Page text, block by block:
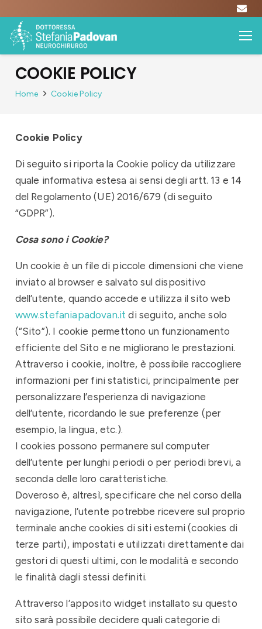
COOKIE POLICY
Home Cookie Policy
Cookie Policy
Di seguito si riporta la Cookie policy da utilizzare
quale informativa estesa ai sensi degli artt. 13 e 14
del Regolamento (UE) 2016/679 (di seguito
“GDPR”).
Cosa sono i Cookie?
Un cookie è un file di piccole dimensioni che viene
inviato al browser e salvato sul dispositivo
dell’utente, quando accede e utilizza il sito web
www.stefaniapadovan.it di seguito, anche solo
(“Sito”). I cookie permettono un funzionamento
efficiente del Sito e ne migliorano le prestazioni.
Attraverso i cookie, inoltre, è possibile raccogliere
informazioni per fini statistici, principalmente per
personalizzare l’esperienza di navigazione
dell’utente, ricordando le sue preferenze (per
esempio, la lingua, etc.).
I cookies possono permanere sul computer
dell’utente per lunghi periodi o per periodi brevi, a
seconda delle loro caratteristiche.
Doveroso è, altresì, specificare che nel corso della
navigazione, l’utente potrebbe ricevere sul proprio
terminale anche cookies di siti esterni (cookies di
terze parti), impostati e utilizzati direttamente dai
gestori di questi ultimi, con le modalità e secondo
le finalità dagli stessi definiti.
Attraverso l’apposito widget installato su questo
sito sarà possibile decidere quali categorie di